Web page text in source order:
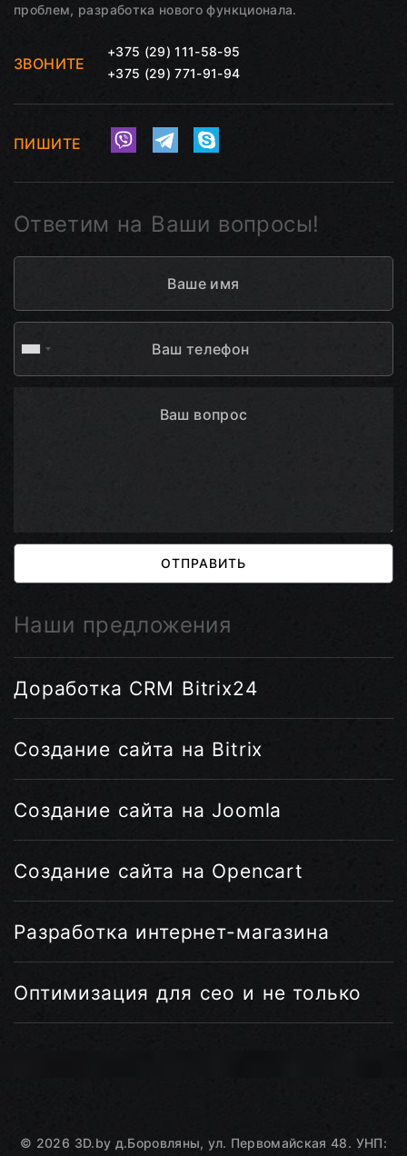
проблем, разработка нового функционала.
ЗВОНИТЕ
+375 (29) 111-58-95
+375 (29) 771-91-94
ПИШИТЕ
Ответим на Ваши вопросы!
ОТПРАВИТЬ
Наши предложения
Доработка CRM Bitrix24
Создание сайта на Bitrix
Создание сайта на Joomla
Создание сайта на Opencart
Разработка интернет-магазина
Оптимизация для сео и не только
© 2026 3D.by д.Боровляны, ул. Первомайская 48. УНП: